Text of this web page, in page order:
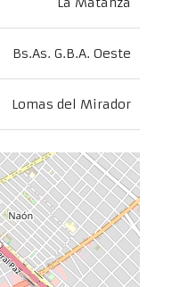
Bs.As. G.B.A. Oeste
Lomas del Mirador